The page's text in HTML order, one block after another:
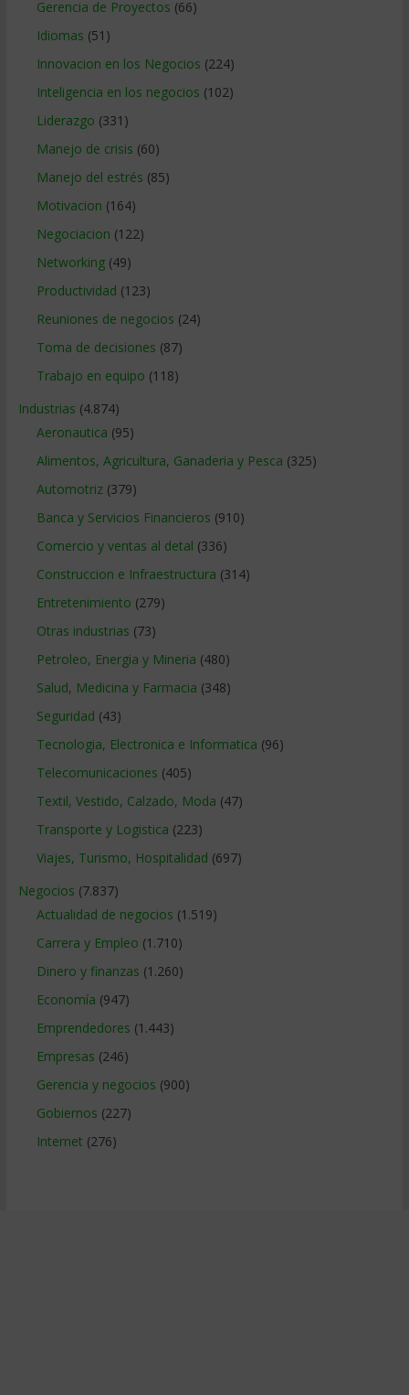
Gerencia de Proyectos (66)
Idiomas (51)
Innovacion en los Negocios (224)
Inteligencia en los negocios (102)
Liderazgo (331)
Manejo de crisis (60)
Manejo del estrés (85)
Motivacion (164)
Negociacion (122)
Networking(49)
Productividad (123)
Reuniones de negocios (24)
Toma de decisiones (87)
Trabajo en equipo (118)
Industrias (4.874)
Aeronautica (95)
Alimentos, Agricultura, Ganaderia y Pesca (325)
Automotriz(379)
Banca y Servicios Financieros (910)
Comercio y ventas al detal (336)
Construccion e Infraestructura (314)
Entretenimiento (279)
Otras industrias (73)
Petroleo, Energia y Mineria (480)
Salud, Medicina y Farmacia (348)
Seguridad (43)
Tecnologia, Electronica e Informatica (96)
Telecomunicaciones (405)
Textil, Vestido, Calzado, Moda (47)
Transporte y Logistica (223)
Viajes, Turismo, Hospitalidad (697)
Negocios (7.837)
Actualidad de negocios (1.519)
Carrera y Empleo (1.710)
Dinero y finanzas (1.260)
Economía (947)
Emprendedores (1.443)
Empresas (246)
Gerencia y negocios (900)
Gobiernos (227)
Internet (276)